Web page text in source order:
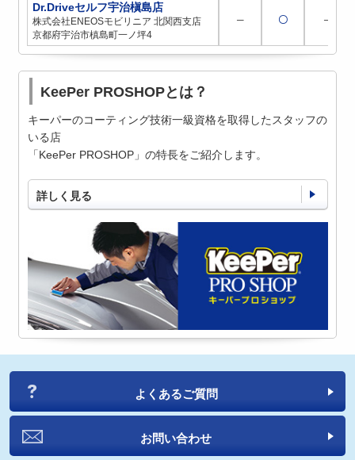
Dr.Driveセルフ宇治槇島店
株式会社ENEOSモビリニア 北関西支店
京都府宇治市槙島町一ノ坪4
─ 〇 ─
KeePer PROSHOPとは？
キーパーのコーティング技術一級資格を取得したスタッフの
いる店
「KeePer PROSHOP」の特長をご紹介します。
詳しく見る
よくあるご質問
お問い合わせ